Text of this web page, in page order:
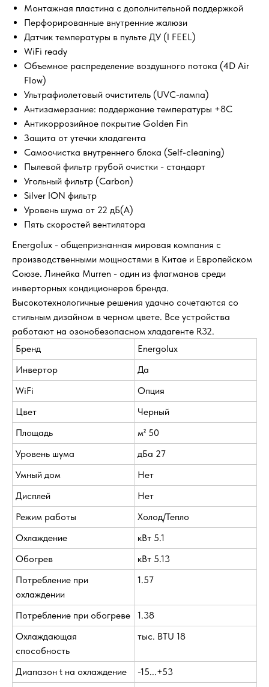
Монтажная пластина с дополнительной поддержкой
Перфорированные внутренние жалюзи
Датчик температуры в пульте ДУ (I FEEL)
WiFi ready
Объемное распределение воздушного потока (4D Air
Flow)
Ультрафиолетовый очиститель (UVC-лампа)
Антизамерзание: поддержание температуры +8С
Антикоррозийное покрытие Golden Fin
Защита от утечки хладагента
Самоочистка внутреннего блока (Self-cleaning)
Пылевой фильтр грубой очистки - стандарт
Угольный фильтр (Carbon)
Silver ION фильтр
Уровень шума от 22 дБ(А)
Пять скоростей вентилятора
Energolux - общепризнанная мировая компания с
производственными мощностями в Китае и Европейском
Союзе. Линейка Murren - один из флагманов среди
инверторных кондиционеров бренда.
Высокотехнологичные решения удачно сочетаются со
стильным дизайном в черном цвете. Все устройства
работают на озонобезопасном хладагенте R32.
Бренд
Energolux
Инвертор
Да
WiFi
Опция
Цвет
Черный
Площадь
м² 50
Уровень шума
дБа 27
Умный дом
Нет
Дисплей
Нет
Режим работы
Холод/Тепло
Охлаждение
кВт 5.1
Обогрев
кВт 5.13
Потребление при
охлаждении
1.57
Потребление при обогреве
1.38
Охлаждающая
способность
тыс. BTU 18
Диапазон t на охлаждение -15...+53